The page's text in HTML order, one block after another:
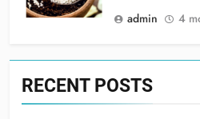
admin
4
RECENT POSTS